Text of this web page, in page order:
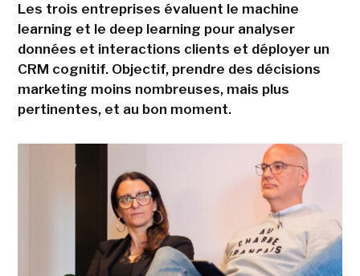
Les trois entreprises évaluent le machine
learning et le deep learning pour analyser
données et interactions clients et déployer un
CRM cognitif. Objectif, prendre des décisions
marketing moins nombreuses, mais plus
pertinentes, et au bon moment.